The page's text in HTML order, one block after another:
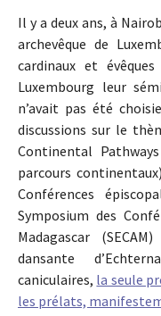
Il y a deux ans, à
archevêque de
cardinaux et
Luxembourg leur
n’avait pas été
discussions sur le
Continental
parcours
Conférences
Symposium des
Madagascar
dansante
caniculaires, la seule
les prélats,